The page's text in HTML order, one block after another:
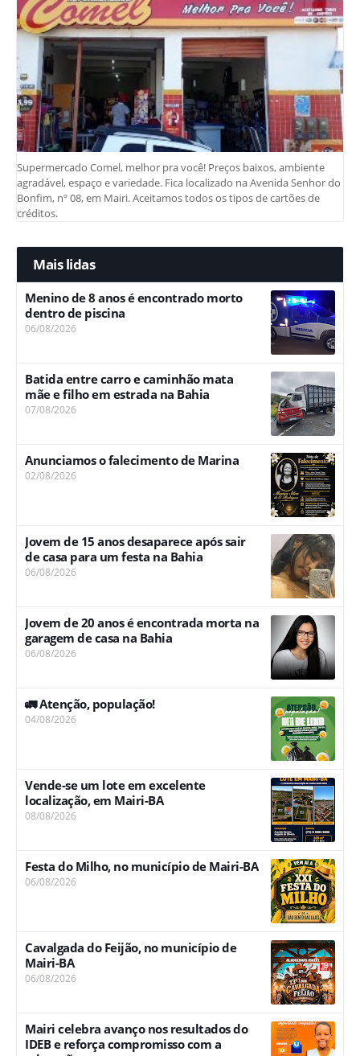
Supermercado Comel, melhor pra você! Preços baixos, ambiente
agradável, espaço e variedade. Fica localizado na Avenida Senhor do
Bonfim, nº 08, em Mairi. Aceitamos todos os tipos de cartões de
créditos.
Mais lidas
Menino de 8 anos é encontrado morto
dentro de piscina
06/08/2026
Batida entre carro e caminhão mata
mãe e filho em estrada na Bahia
07/08/2026
Anunciamos o falecimento de Marina
02/08/2026
Jovem de 15 anos desaparece após sair
de casa para um festa na Bahia
06/08/2026
Jovem de 20 anos é encontrada morta na
garagem de casa na Bahia
06/08/2026
🚛 Atenção, população!
04/08/2026
Vende-se um lote em excelente
localização, em Mairi-BA
08/08/2026
Festa do Milho, no município de Mairi-BA
06/08/2026
Cavalgada do Feijão, no município de
Mairi-BA
06/08/2026
Mairi celebra avanço nos resultados do
IDEB e reforça compromisso com a